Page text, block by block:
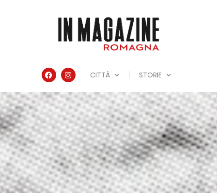
CITTÀ STORIE